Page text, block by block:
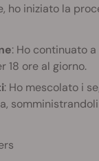
ho iniziato la
: Ho continuato
18 ore al giorno.
: Ho mescolato i